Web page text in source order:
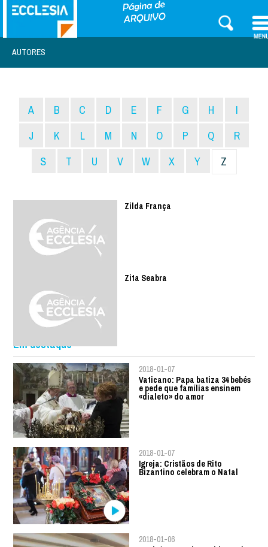
AUTORES
A B C D E F G H
I
J
K L M N O P Q
R
S
T U V W X Y Z
Zilda França
Zita Seabra
Em destaque
2018-01-07
Vaticano: Papa batiza 34 bebés
e pede que famílias ensinem
«dialeto» do amor
2018-01-07
Igreja: Cristãos de Rito
Bizantino celebram o Natal
2018-01-06